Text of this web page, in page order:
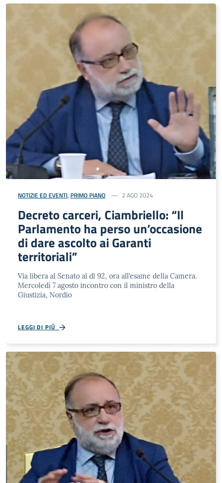
NOTIZIE ED EVENTI, PRIMO PIANO 2 AGO 2024
Decreto carceri, Ciambriello: “Il
Parlamento ha perso un’occasione
di dare ascolto ai Garanti
territoriali”
Via libera al Senato al dl 92, ora all’esame della Camera.
Mercoledì 7 agosto incontro con il ministro della
Giustizia, Nordio
LEGGI DI PIÙ